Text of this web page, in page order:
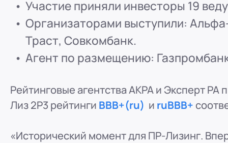
ООО "ПР-Лизинг"
РоссияПенза
8 (800) 250-25-31 (вн. 153)mail@pr-liz.ru
ООО "ПР-Лизинг"
8 (800) 250-25-31 (вн. 153) mail@pr-liz.ru8
ООО "ПР-Лизинг"
8 (800) 250-25-31 (вн. 153) mail@pr-liz.ru8
Участие приняли инвесторы 19
Организаторами выступили:
Траст, Совкомбанк.
Агент по размещению:
Рейтинговые агентства АКРА и Эксперт
Лиз 2Р3 рейтинги ВВВ+(ru) и ruBBB+
«Исторический момент для ПР-Лизинг.